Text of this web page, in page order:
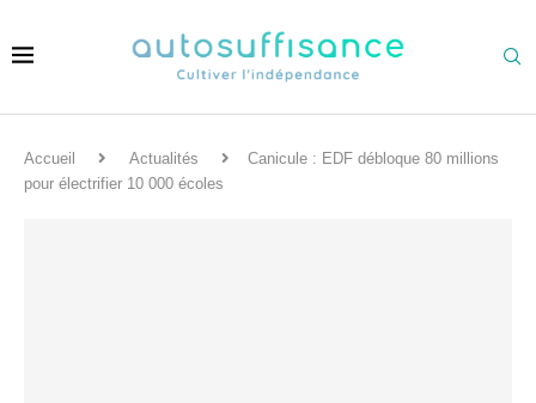
Accueil Actualités
Canicule : EDF débloque 80 millions
pour électrifier 10 000 écoles